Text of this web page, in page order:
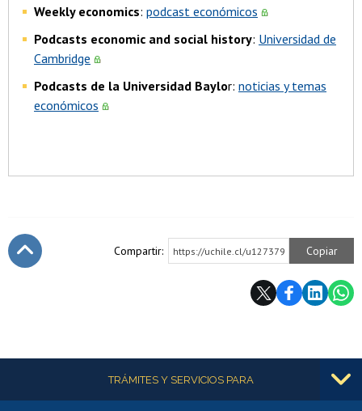
Weekly economics: podcast económicos
Podcasts economic and social history: Universidad de
Cambridge
Podcasts de la Universidad Baylor: noticias y temas
económicos
Compartir: https://uchile.cl/u127379 Copiar
Más informaciónTRÁMITES Y SERVICIOS PARA